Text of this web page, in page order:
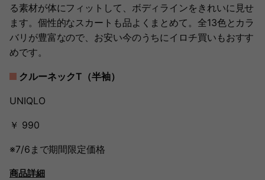
る素材が体にフィットして、ボディラインをきれいに見せ
ます。個性的なスカートも品よくまとめて。全13色とカラ
バリが豊富なので、お安い今のうちにイロチ買いもおすす
めです。
クルーネックT（半袖）
UNIQLO
￥ 990
※7/6まで期間限定価格
商品詳細